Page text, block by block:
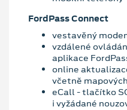
FordPass Connect
vestavěný
vzdálené
aplikace
online
včetně
eCall - tlačítko
i vyžádané